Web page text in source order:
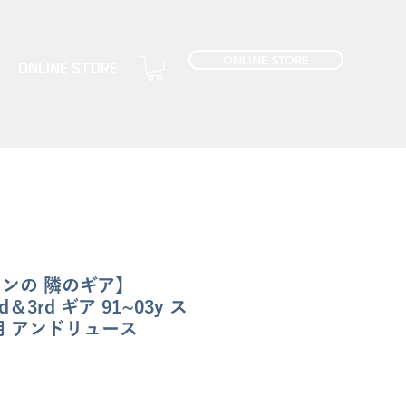
の 隣のギア】
＆3rd ギア 91~03y ス
アンドリュース